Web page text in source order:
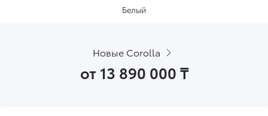
Белый
Новые Corolla
от 13 890 000 ₸